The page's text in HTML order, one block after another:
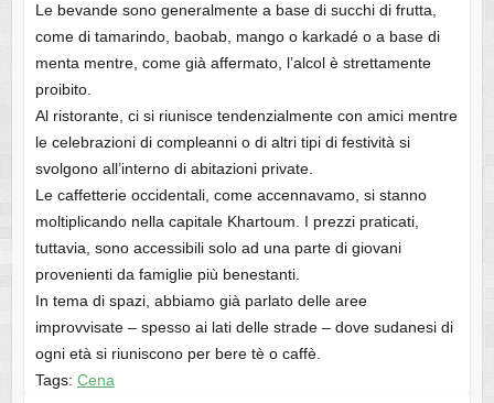
Le bevande sono generalmente a base di succhi di frutta,
come di tamarindo, baobab, mango o karkadé o a base di
menta mentre, come già affermato, l’alcol è strettamente
proibito.
Al ristorante, ci si riunisce tendenzialmente con amici mentre
le celebrazioni di compleanni o di altri tipi di festività si
svolgono all’interno di abitazioni private.
Le caffetterie occidentali, come accennavamo, si stanno
moltiplicando nella capitale Khartoum. I prezzi praticati,
tuttavia, sono accessibili solo ad una parte di giovani
provenienti da famiglie più benestanti.
In tema di spazi, abbiamo già parlato delle aree
improvvisate – spesso ai lati delle strade – dove sudanesi di
ogni età si riuniscono per bere tè o caffè.
Tags: Cena